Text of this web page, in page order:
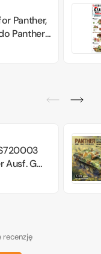
Panther,
Panther,
Ausf. G
recenzję